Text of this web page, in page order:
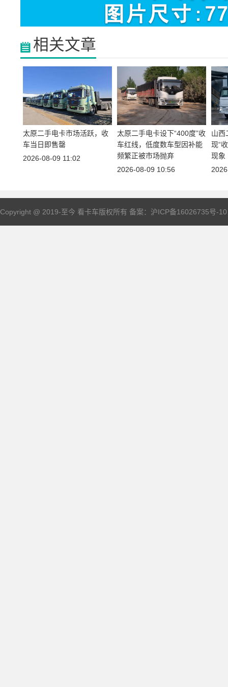
相关文章
太原二手电卡市场活跃，收
车当日即售罄
2026-08-09 11:02
太原二手电卡设下“400度”收
车红线，低度数车型因补能
频繁正被市场抛弃
2026-08-09 10:56
山西
现“
现象
Copyright @ 2019-至今 看卡车版权所有 备案： 沪ICP备16026735号-10